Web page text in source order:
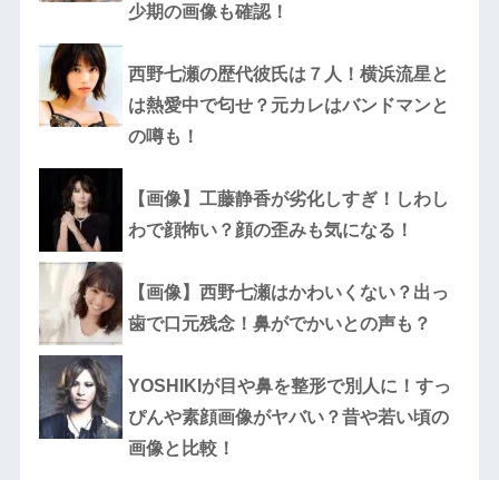
少期の画像も確認！
西野七瀬の歴代彼氏は７人！横浜流星と
は熱愛中で匂せ？元カレはバンドマンと
の噂も！
【画像】工藤静香が劣化しすぎ！しわし
わで顔怖い？顔の歪みも気になる！
【画像】西野七瀬はかわいくない？出っ
歯で口元残念！鼻がでかいとの声も？
YOSHIKIが目や鼻を整形で別人に！すっ
ぴんや素顔画像がヤバい？昔や若い頃の
画像と比較！